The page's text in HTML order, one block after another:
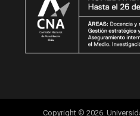
Copyright © 2026.